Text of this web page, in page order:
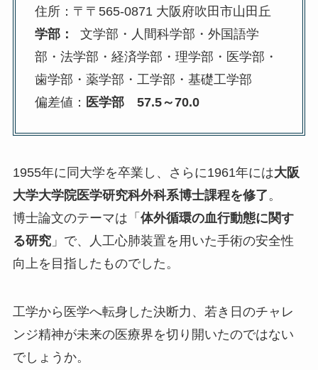
住所：〒〒565-0871 大阪府吹田市山田丘
学部： 文学部・人間科学部・外国語学
部・法学部・経済学部・理学部・医学部・
歯学部・薬学部・工学部・基礎工学部
偏差値： 医学部 57.5～70.0
1955年に同大学を卒業し、さらに1961年には大阪
大学大学院医学研究科外科系博士課程を修了 。
博士論文のテーマは「 体外循環の血行動態に関す
る研究」で、人工心肺装置を用いた手術の安全性
向上を目指したものでした。
工学から医学へ転身した決断力、若き日のチャレ
ンジ精神が未来の医療界を切り開いたのではない
でしょうか。